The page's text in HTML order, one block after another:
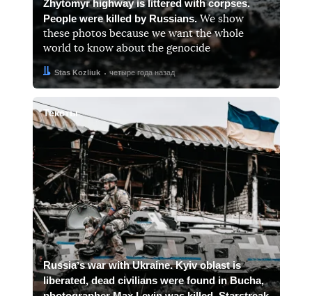
Zhytomyr highway is littered with corpses.
People were killed by Russians.We show
these photos because we want the whole
world to know about the genocide
Автор:
Stas Kozliuk
Дата: четыре года назад
Тексты
Russiaʼs war with Ukraine. Kyiv oblast is
liberated, dead civilians were found in Bucha,